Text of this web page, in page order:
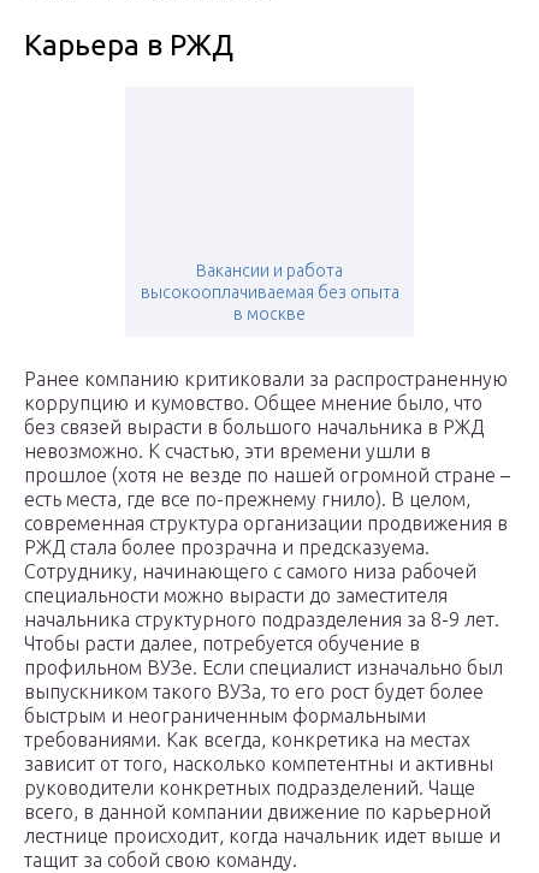
Карьера в РЖД
Вакансии и работа
высокооплачиваемая без опыта
в москве
Ранее компанию критиковали за распространенную
коррупцию и кумовство. Общее мнение было, что
без связей вырасти в большого начальника в РЖД
невозможно. К счастью, эти времени ушли в
прошлое (хотя не везде по нашей огромной стране –
есть места, где все по-прежнему гнило). В целом,
современная структура организации продвижения в
РЖД стала более прозрачна и предсказуема.
Сотруднику, начинающего с самого низа рабочей
специальности можно вырасти до заместителя
начальника структурного подразделения за 8-9 лет.
Чтобы расти далее, потребуется обучение в
профильном ВУЗе. Если специалист изначально был
выпускником такого ВУЗа, то его рост будет более
быстрым и неограниченным формальными
требованиями. Как всегда, конкретика на местах
зависит от того, насколько компетентны и активны
руководители конкретных подразделений. Чаще
всего, в данной компании движение по карьерной
лестнице происходит, когда начальник идет выше и
тащит за собой свою команду.